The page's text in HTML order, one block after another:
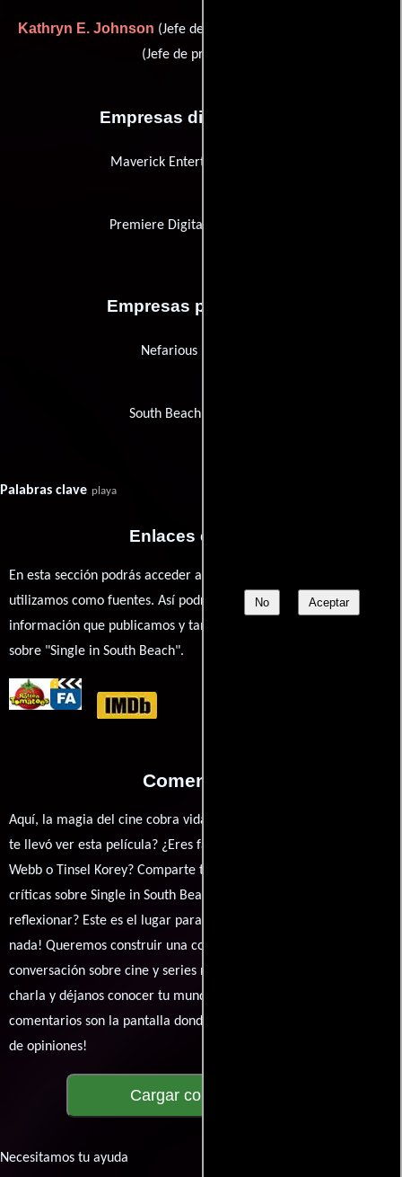
No Aceptar
Kathryn E. Johnson (Jefe de producción) y
(Jefe de producción)
Empresas distribuidoras
Maverick Entertainment Group
Premiere Digital Services (PDS)
Empresas productoras
Nefarious Industries,
South Beach Productions
Palabras clave playa
Enlaces externos
En esta sección podrás acceder a los recursos externos que
utilizamos como fuentes. Así podrás chequear toda la
información que publicamos y también ampliar tu conocimiento
sobre "Single in South Beach".
Comentarios
Aquí, la magia del cine cobra vida a través de tus opiniones. ¿Qué
te llevó ver esta película? ¿Eres fan de Alejandro Itkin, Haley
Webb o Tinsel Korey? Comparte tus pensamientos, emociones y
críticas sobre Single in South Beach. ¿Te hizo reír, llorar o
reflexionar? Este es el lugar para expresarlo. ¡No te guardes
nada! Queremos construir una comunidad apasionada donde la
conversación sobre cine y series nunca se detenga. Únete a la
charla y déjanos conocer tu mundo cinematográfico. ¡Los
comentarios son la pantalla donde se proyecta nuestra diversidad
de opiniones!
Cargar comentarios
Necesitamos tu ayuda